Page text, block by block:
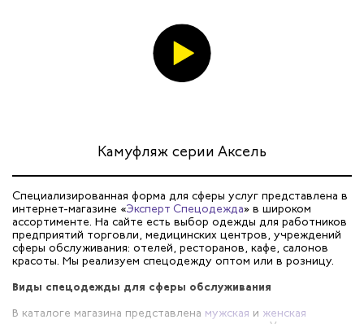
Камуфляж серии Аксель
Специализированная форма для сферы услуг представлена в
интернет-магазине «Эксперт Спецодежда» в широком
ассортименте. На сайте есть выбор одежды для работников
предприятий торговли, медицинских центров, учреждений
сферы обслуживания: отелей, ресторанов, кафе, салонов
красоты. Мы реализуем спецодежду оптом или в розницу.
Виды спецодежды для сферы обслуживания
В каталоге магазина представлена мужская и женская